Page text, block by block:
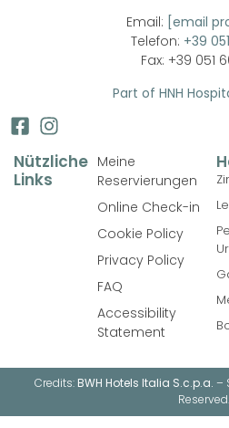
Nützliche
Links
Meine
Reservierungen
Online Check-in
Cookie Policy
Privacy Policy
FAQ
Accessibility
Statement
Email: [email
Telefon: +39
Fax: +39 051
Part of HNH
Credits: BWH Hotels Italia S.c.p.a. –
Reserved.